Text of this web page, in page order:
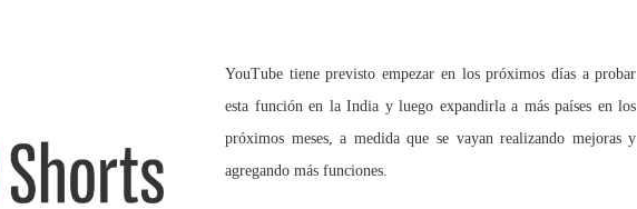
YouTube tiene previsto empezar en los próximos días a probar
esta función en la India y luego expandirla a más países en los
próximos meses, a medida que se vayan realizando mejoras y
agregando más funciones.